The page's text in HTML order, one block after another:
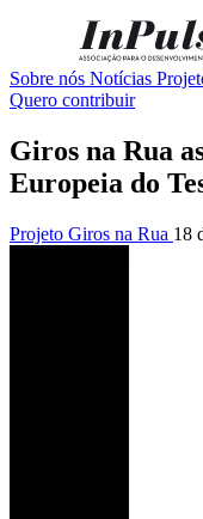
Sobre nós Notícias
Quero contribuir
Giros na Rua
Europeia do
Projeto Giros na Rua 18